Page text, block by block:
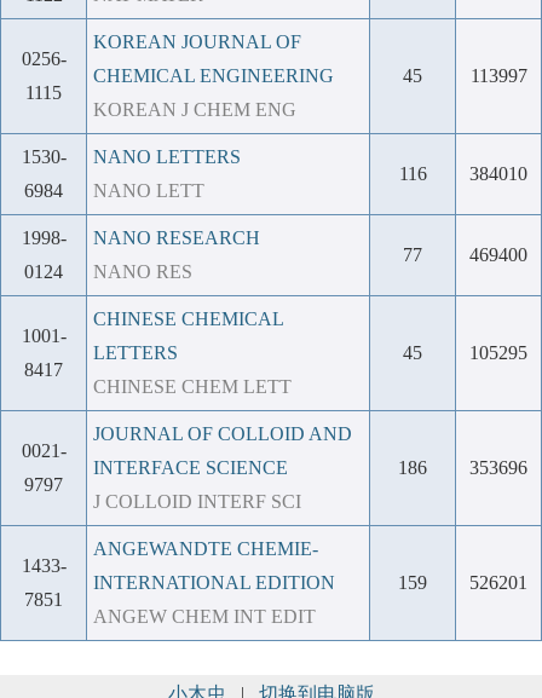
0256-
1115
KOREAN JOURNAL OF
CHEMICAL ENGINEERING
KOREAN J CHEM ENG
45 113997
1530-
6984
NANO LETTERS
NANO LETT
116 384010
1998-
0124
NANO RESEARCH
NANO RES
77 469400
1001-
8417
CHINESE CHEMICAL
LETTERS
CHINESE CHEM LETT
45 105295
0021-
9797
JOURNAL OF COLLOID AND
INTERFACE SCIENCE
J COLLOID INTERF SCI
186 353696
1433-
7851
ANGEWANDTE CHEMIE-
INTERNATIONAL EDITION
ANGEW CHEM INT EDIT
159 526201
小木虫 | 切换到电脑版